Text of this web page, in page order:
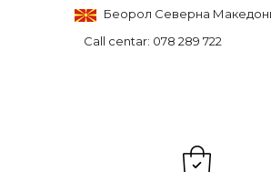
Беорол Северна
Call centar: 078 289 722